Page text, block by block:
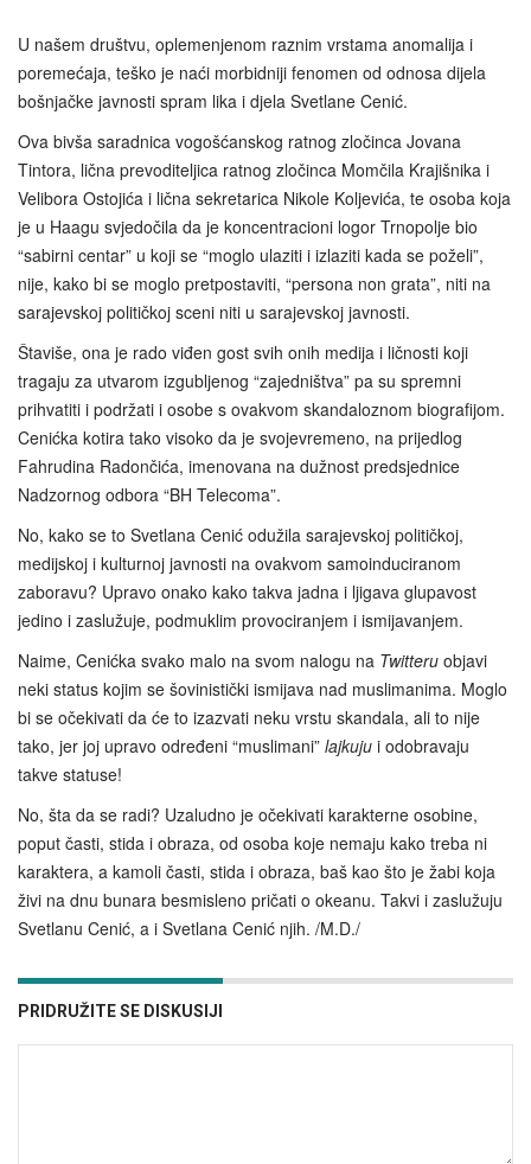
U našem društvu, oplemenjenom raznim vrstama anomalija i
poremećaja, teško je naći morbidniji fenomen od odnosa dijela
bošnjačke javnosti spram lika i djela Svetlane Cenić.
Ova bivša saradnica vogošćanskog ratnog zločinca Jovana
Tintora, lična prevoditeljica ratnog zločinca Momčila Krajišnika i
Velibora Ostojića i lična sekretarica Nikole Koljevića, te osoba koja
je u Haagu svjedočila da je koncentracioni logor Trnopolje bio
“sabirni centar” u koji se “moglo ulaziti i izlaziti kada se poželi”,
nije, kako bi se moglo pretpostaviti, “persona non grata”, niti na
sarajevskoj političkoj sceni niti u sarajevskoj javnosti.
Štaviše, ona je rado viđen gost svih onih medija i ličnosti koji
tragaju za utvarom izgubljenog “zajedništva” pa su spremni
prihvatiti i podržati i osobe s ovakvom skandaloznom biografijom.
Cenićka kotira tako visoko da je svojevremeno, na prijedlog
Fahrudina Radončića, imenovana na dužnost predsjednice
Nadzornog odbora “BH Telecoma”.
No, kako se to Svetlana Cenić odužila sarajevskoj političkoj,
medijskoj i kulturnoj javnosti na ovakvom samoinduciranom
zaboravu? Upravo onako kako takva jadna i ljigava glupavost
jedino i zaslužuje, podmuklim provociranjem i ismijavanjem.
Naime, Cenićka svako malo na svom nalogu na Twitteru objavi
neki status kojim se šovinistički ismijava nad muslimanima. Moglo
bi se očekivati da će to izazvati neku vrstu skandala, ali to nije
tako, jer joj upravo određeni “muslimani” lajkuju i odobravaju
takve statuse!
No, šta da se radi? Uzaludno je očekivati karakterne osobine,
poput časti, stida i obraza, od osoba koje nemaju kako treba ni
karaktera, a kamoli časti, stida i obraza, baš kao što je žabi koja
živi na dnu bunara besmisleno pričati o okeanu. Takvi i zaslužuju
Svetlanu Cenić, a i Svetlana Cenić njih. /M.D./
PRIDRUŽITE SE DISKUSIJI